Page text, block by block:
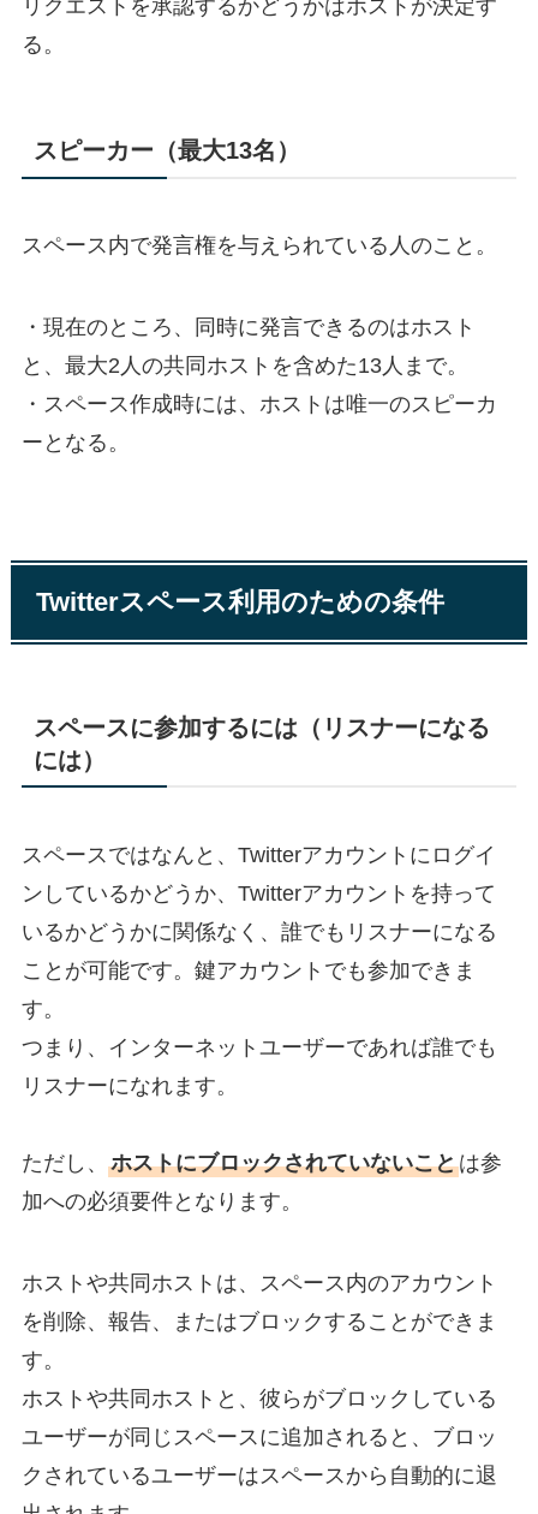
リクエストを承認するかどうかはホストが決定す
る。
スピーカー（最大13名）
スペース内で発言権を与えられている人のこと。
・現在のところ、同時に発言できるのはホスト
と、最大2人の共同ホストを含めた13人まで。
・スペース作成時には、ホストは唯一のスピーカ
ーとなる。
Twitterスペース利用のための条件
スペースに参加するには（リスナーになる
には）
スペースではなんと、Twitterアカウントにログイ
ンしているかどうか、Twitterアカウントを持って
いるかどうかに関係なく、誰でもリスナーになる
ことが可能です。鍵アカウントでも参加できま
す。
つまり、インターネットユーザーであれば誰でも
リスナーになれます。
ただし、 ホストにブロックされていないことは参
加への必須要件となります。
ホストや共同ホストは、スペース内のアカウント
を削除、報告、またはブロックすることができま
す。
ホストや共同ホストと、彼らがブロックしている
ユーザーが同じスペースに追加されると、ブロッ
クされているユーザーはスペースから自動的に退